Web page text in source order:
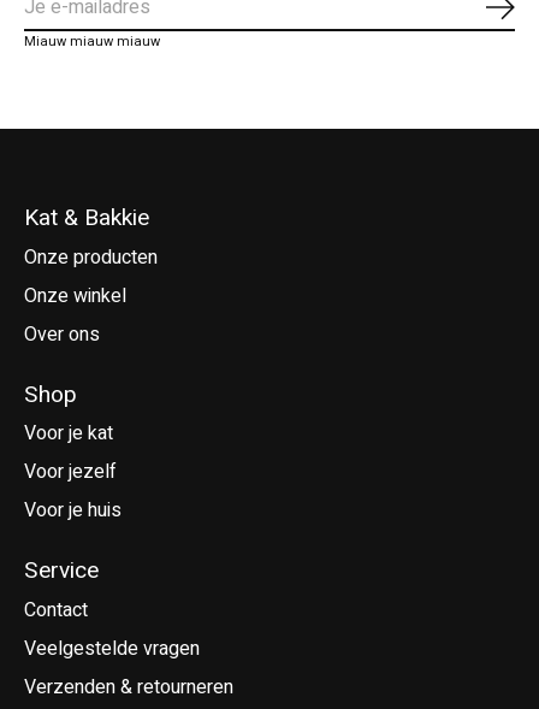
Miauw miauw miauw
Kat & Bakkie
Onze producten
Onze winkel
Over ons
Shop
Voor je kat
Voor jezelf
Voor je huis
Service
Contact
Veelgestelde vragen
Verzenden & retourneren